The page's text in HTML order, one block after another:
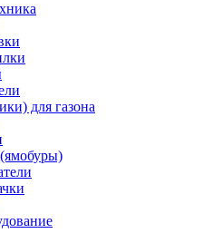
для газона